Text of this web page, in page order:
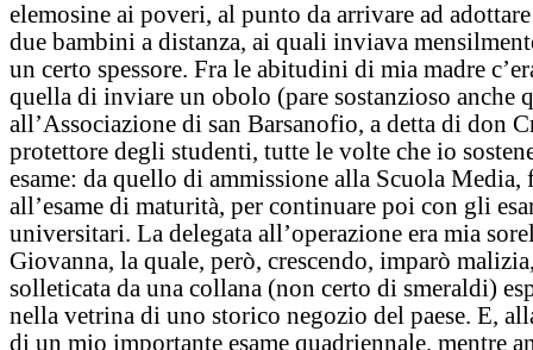
elemosine ai poveri, al punto da arrivare ad
due bambini a distanza, ai quali inviava
un certo spessore. Fra le abitudini di mia madre
quella di inviare un obolo (pare sostanzioso anche
all’Associazione di san Barsanofio, a detta di don
protettore degli studenti, tutte le volte che io
esame: da quello di ammissione alla Scuola Media,
all’esame di maturità, per continuare poi con gli
universitari. La delegata all’operazione era mia
Giovanna, la quale, però, crescendo, imparò
solleticata da una collana (non certo di smeraldi)
nella vetrina di uno storico negozio del paese. E,
di un mio importante esame quadriennale, mentre